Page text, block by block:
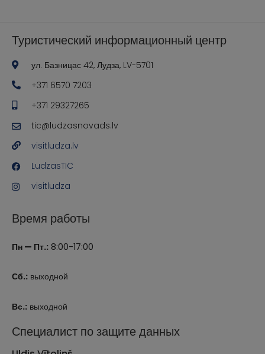
Туристический информационный центр
ул. Базницас 42, Лудза, LV-5701
+371 6570 7203
+371 29327265
tic@ludzasnovads.lv
visitludza.lv
LudzasTIC
visitludza
Время работы
Пн — Пт.: 8:00-17:00
Сб.: выходной
Вс.: выходной
Специалист по защите данных